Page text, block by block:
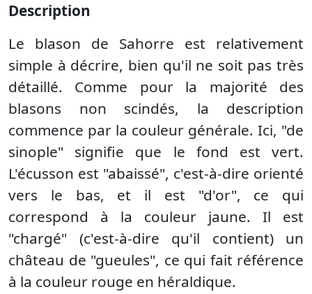
Description
Le blason de Sahorre est relativement
simple à décrire, bien qu'il ne soit pas très
détaillé. Comme pour la majorité des
blasons non scindés, la description
commence par la couleur générale. Ici, "de
sinople" signifie que le fond est vert.
L'écusson est "abaissé", c'est-à-dire orienté
vers le bas, et il est "d'or", ce qui
correspond à la couleur jaune. Il est
"chargé" (c'est-à-dire qu'il contient) un
château de "gueules", ce qui fait référence
à la couleur rouge en héraldique.